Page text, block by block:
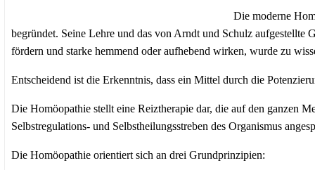
Die moderne
begründet. Seine Lehre und das von Arndt und Schulz aufgestellte
fördern und starke hemmend oder aufhebend wirken, wurde zu
Entscheidend ist die Erkenntnis, dass ein Mittel durch die
Die Homöopathie stellt eine Reiztherapie dar, die auf den ganzen
Selbstregulations- und Selbstheilungsstreben des Organismus
Die Homöopathie orientiert sich an drei Grundprinzipien: